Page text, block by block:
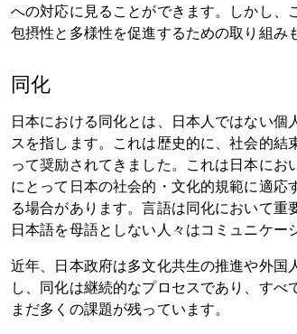
への対応に見ることができます。しかし
包摂性と多様性を促進するための取り組み
同化
日本における同化とは、日本人ではない
スを指します。これは歴史的に、社会的結
って奨励されてきました。これは日本に
にとって日本の社会的・文化的規範に適
る場合があります。言語は同化において重
日本語を母語としない人々はコミュニケー
近年、日本政府は多文化共生の推進や外
し、同化は継続的なプロセスであり、すべ
まだ多くの課題が残っています。